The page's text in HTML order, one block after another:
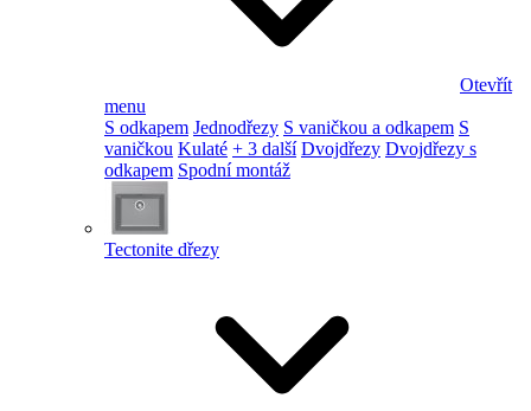
Otevřít
menu
S odkapem Jednodřezy S vaničkou a odkapem S
vaničkou Kulaté + 3 další Dvojdřezy Dvojdřezy s
odkapem Spodní montáž
Tectonite dřezy